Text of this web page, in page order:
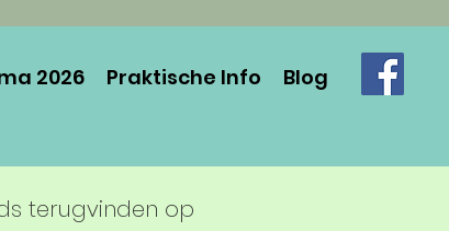
2026 Praktische Info Blog
terugvinden op